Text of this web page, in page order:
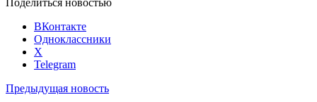
ВКонтакте
Одноклассники
X
Telegram
Предыдущая новость